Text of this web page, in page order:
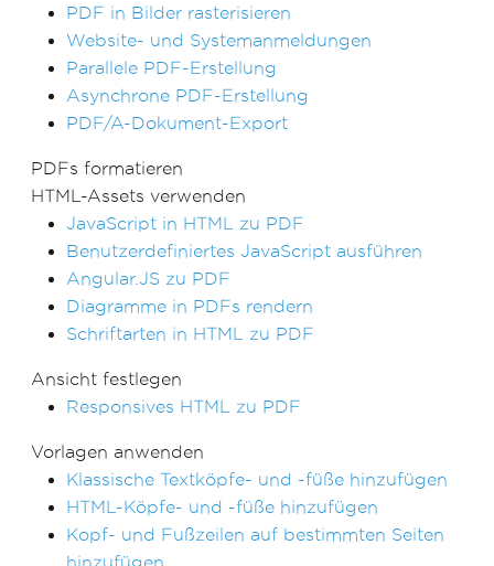
PDF in Bilder rasterisieren
Website- und Systemanmeldungen
Parallele PDF-Erstellung
Asynchrone PDF-Erstellung
PDF/A-Dokument-Export
PDFs formatieren
HTML-Assets verwenden
JavaScript in HTML zu PDF
Benutzerdefiniertes JavaScript ausführen
Angular.JS zu PDF
Diagramme in PDFs rendern
Schriftarten in HTML zu PDF
Ansicht festlegen
Responsives HTML zu PDF
Vorlagen anwenden
Klassische Textköpfe- und -füße hinzufügen
HTML-Köpfe- und -füße hinzufügen
Kopf- und Fußzeilen auf bestimmten Seiten
hinzufügen